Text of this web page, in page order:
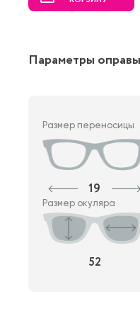
Параметры оправы
Размер переносицы
19
Размер окуляра
52